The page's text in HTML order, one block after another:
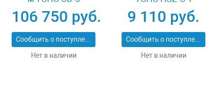
106 750 руб.
Сообщить о поступлении
Нет в наличии
XK33536
9 110 руб.
Сообщить о поступлении
Нет в наличии